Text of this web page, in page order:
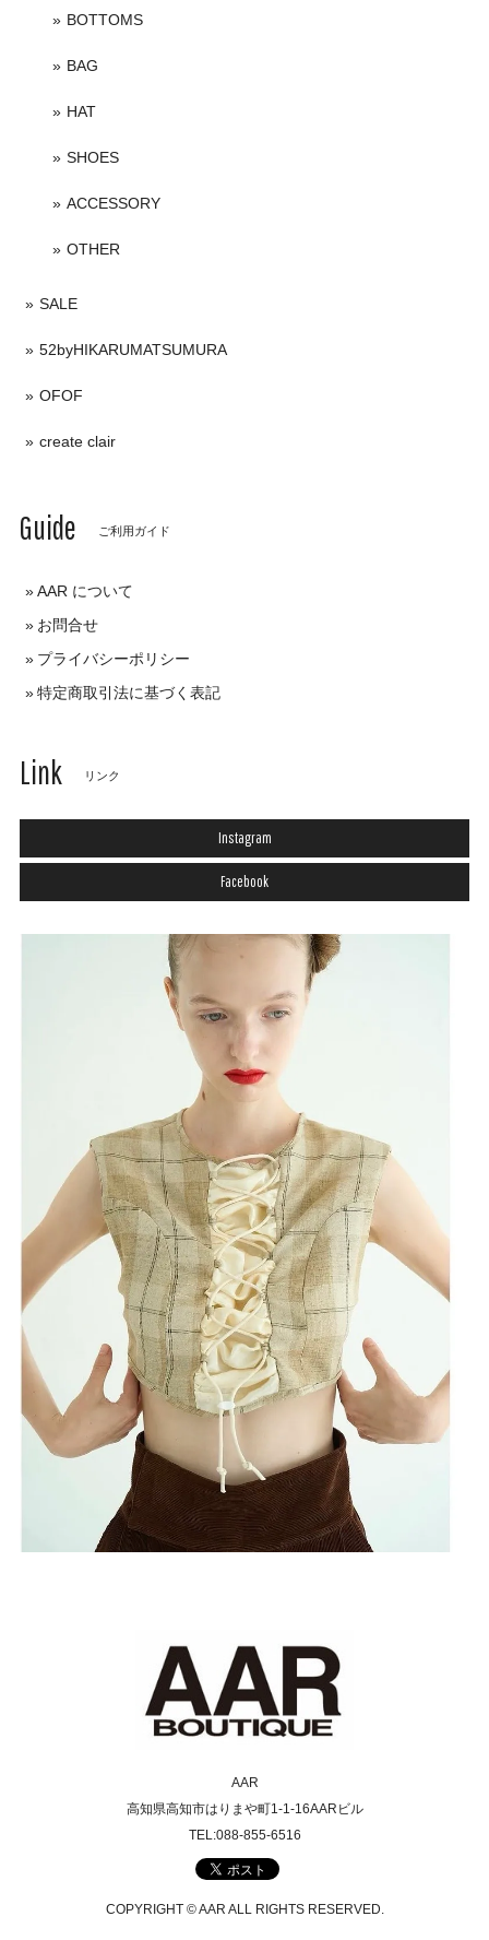
BOTTOMS
BAG
HAT
SHOES
ACCESSORY
OTHER
SALE
52byHIKARUMATSUMURA
OFOF
create clair
Guide ご利用ガイド
AAR について
お問合せ
プライバシーポリシー
特定商取引法に基づく表記
Link リンク
Instagram
Facebook
AAR
高知県高知市はりまや町1-1-16AARビル
TEL:088-855-6516
COPYRIGHT © AAR ALL RIGHTS RESERVED.